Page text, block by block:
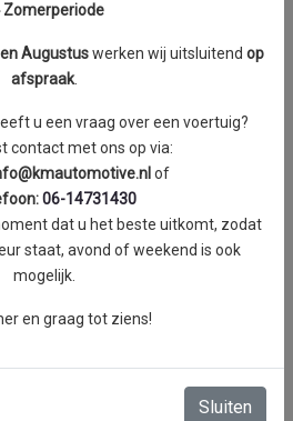
2012
Handgeschakeld
Verkocht
Augustuswerken wij uitsluitend op
afspraak.
u een vraag over een voertuig?
contact met ons op via:
of
06-14731430
dat u het beste uitkomt, zodat
staat, avond of weekend is ook
mogelijk.
en graag tot ziens!
Sluiten